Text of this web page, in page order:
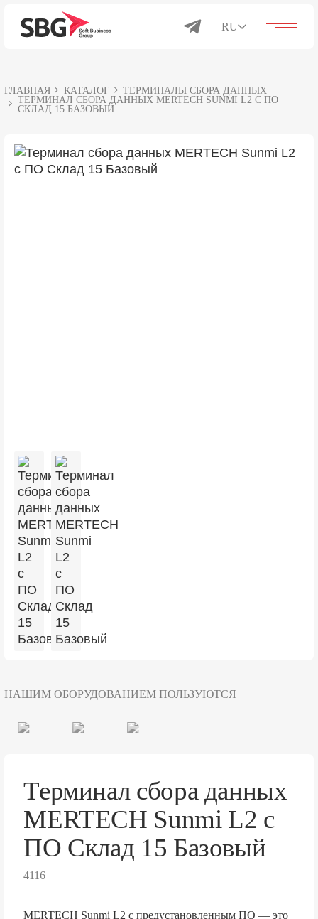
RU
Решения для бизнеса
Каталог
ГЛАВНАЯ КАТАЛОГ
ТЕРМИНАЛЫ СБОРА ДАННЫХ
ТЕРМИНАЛ СБОРА ДАННЫХ MERTECH SUNMI L2 С ПО
СКЛАД 15 БАЗОВЫЙ
НАШИМ ОБОРУДОВАНИЕМ ПОЛЬЗУЮТСЯ
Терминал сбора данных
MERTECH Sunmi L2 с
ПО Склад 15 Базовый
4116
MERTECH Sunmi L2 с предустановленным ПО — это